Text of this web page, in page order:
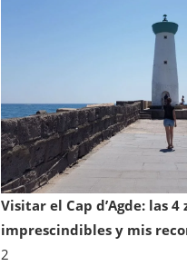
Visitar el Cap d’Agde: las 4
imprescindibles y mis
2